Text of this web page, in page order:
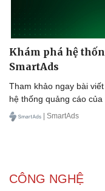
Khám phá hệ
SmartAds
Tham khảo ngay bài
hệ thống quảng cáo của
| SmartAds
CÔNG NGHỆ